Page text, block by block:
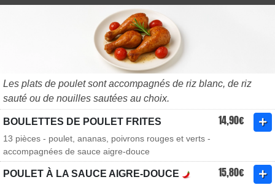
Les plats de poulet sont accompagnés de riz blanc, de riz
sauté ou de nouilles sautées au choix.
BOULETTES DE POULET FRITES 14,90€
13 pièces - poulet, ananas, poivrons rouges et verts -
accompagnées de sauce aigre-douce
POULET À LA SAUCE AIGRE-DOUCE 15,80€